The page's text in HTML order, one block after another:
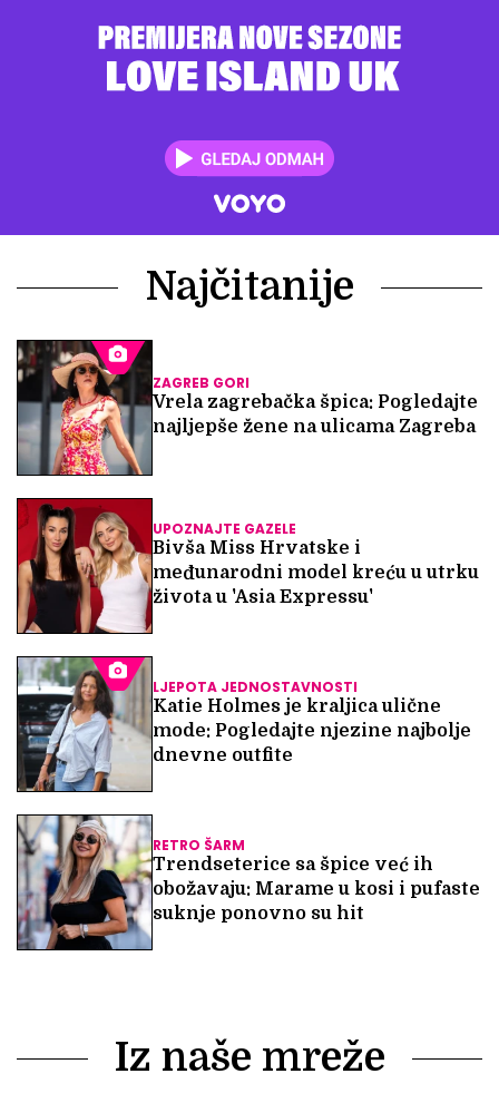
Najčitanije
ZAGREB GORI
Vrela zagrebačka špica: Pogledajte
najljepše žene na ulicama Zagreba
UPOZNAJTE GAZELE
Bivša Miss Hrvatske i
međunarodni model kreću u utrku
života u 'Asia Expressu'
LJEPOTA JEDNOSTAVNOSTI
Katie Holmes je kraljica ulične
mode: Pogledajte njezine najbolje
dnevne outfite
RETRO ŠARM
Trendseterice sa špice već ih
obožavaju: Marame u kosi i pufaste
suknje ponovno su hit
Iz naše mreže